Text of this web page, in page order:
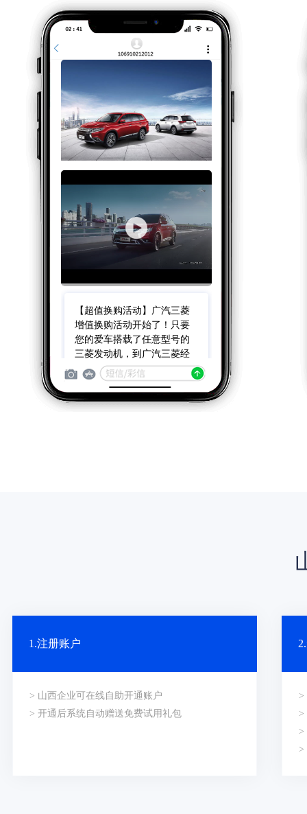
【超值换购活动】广汽三菱
增值换购活动开始了！只要
您的爱车搭载了任意型号的
三菱发动机，到广汽三菱经
销商置换可享10000元补贴，
购置税减半，4月30日前注册
还可抽取马歇尔无线蓝牙音
1.注册账户
> 山西企业可在线自助开通账户
> 开通后系统自动赠送免费试用礼包
>
>
>
>